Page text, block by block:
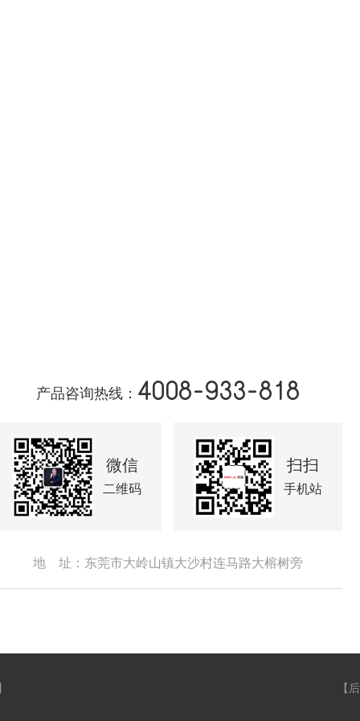
产品咨询热线： 4008-933-818
微信
二维码
扫扫
手机站
地 址：东莞市大岭山镇大沙村连马路大榕树旁
】 【